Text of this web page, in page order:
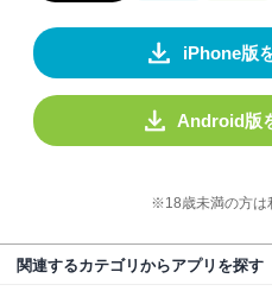
iPhone版
Android版
※18歳未満の方は
関連するカテゴリからアプリを探す